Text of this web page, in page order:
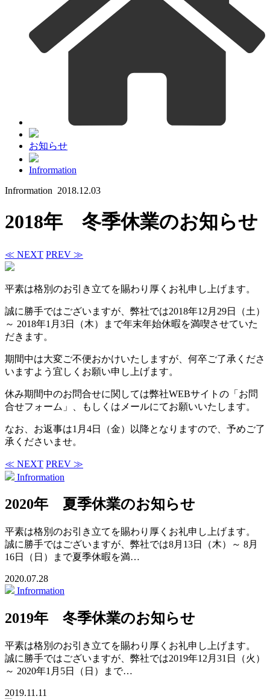
お知らせ
Infrormation
Infrormation 2018.12.03
2018年 冬季休業のお知らせ
≪ NEXT PREV ≫
平素は格別のお引き立てを賜わり厚くお礼申し上げます。
誠に勝手ではございますが、弊社では2018年12月29日（土）
～ 2018年1月3日（木）まで年末年始休暇を満喫させていた
だきます。
期間中は大変ご不便おかけいたしますが、何卒ご了承くださ
いますよう宜しくお願い申し上げます。
休み期間中のお問合せに関しては弊社WEBサイトの「お問
合せフォーム」、もしくはメールにてお願いいたします。
なお、お返事は1月4日（金）以降となりますので、予めご了
承くださいませ。
≪ NEXT PREV ≫
Infrormation
2020年 夏季休業のお知らせ
平素は格別のお引き立てを賜わり厚くお礼申し上げます。
誠に勝手ではございますが、弊社では8月13日（木）～ 8月
16日（日）まで夏季休暇を満…
2020.07.28
Infrormation
2019年 冬季休業のお知らせ
平素は格別のお引き立てを賜わり厚くお礼申し上げます。
誠に勝手ではございますが、弊社では2019年12月31日（火）
～ 2020年1月5日（日）まで…
2019.11.11